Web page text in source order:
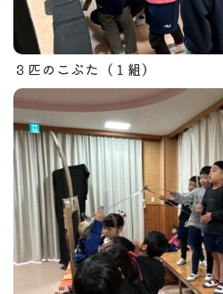
３匹のこぶた（１組）